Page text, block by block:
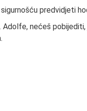
predvidjeti
nećeš pobijediti,